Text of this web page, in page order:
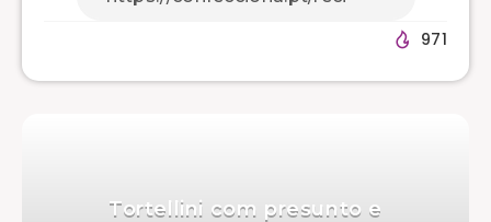
971
Tortellini com presunto e